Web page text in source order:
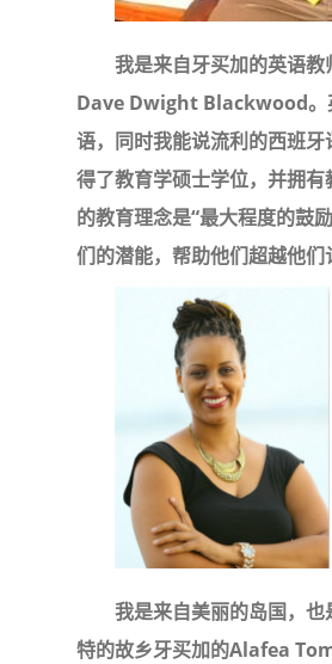
我是来自牙买加的英语教
Dave Dwight Blackwood。
语，同时我能说流利的西班
得了教育学硕士学位，并拥
的教育理念是“最大程度的鼓
们的潜能，帮助他们超越他们
我是来自美丽的岛国，
特的故乡牙买加的Alafea